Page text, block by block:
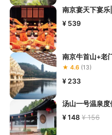
南京宴天下宴
¥ 539
南京牛首山+老
★ 4.6 (13)
¥ 233
汤山一号温泉度
¥ 148 ¥ 156